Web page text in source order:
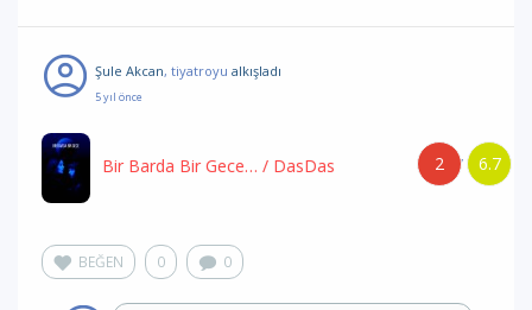
Şule Akcan, tiyatroyu alkışladı
5 yıl önce
6.7
/
2
Bir Barda Bir Gece… / DasDas
BEĞEN 0 0